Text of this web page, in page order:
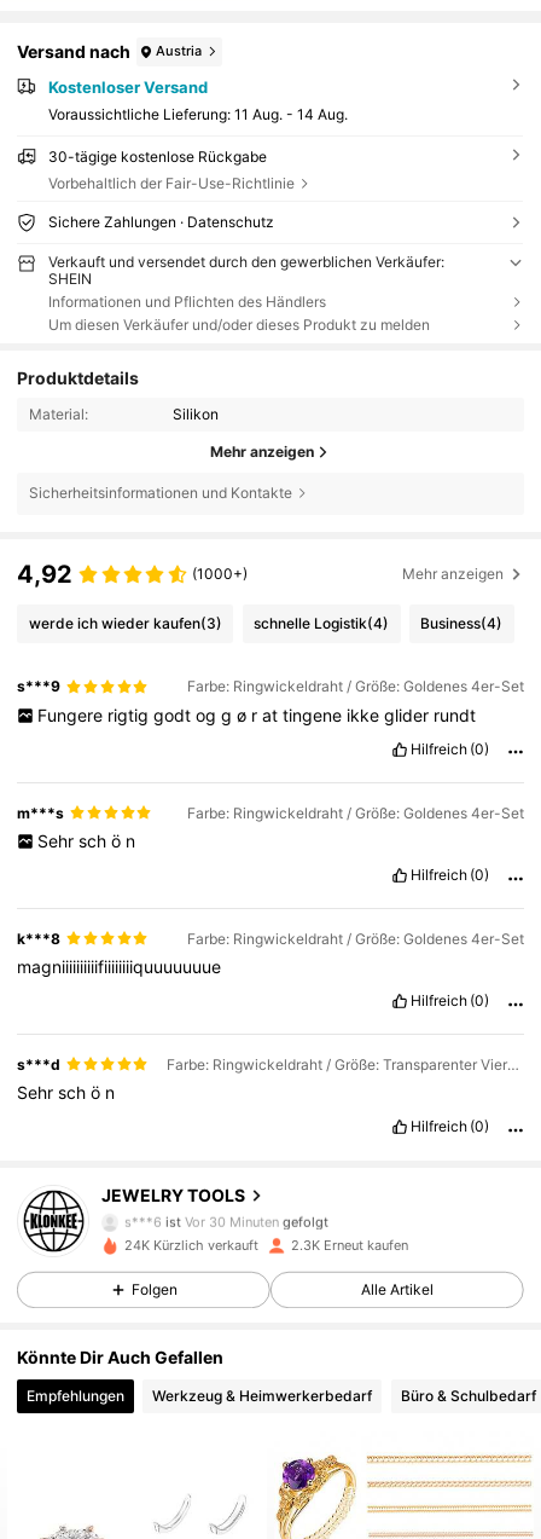
Versand nach Austria
Kostenloser Versand
Voraussichtliche Lieferung: 11 Aug. - 14 Aug.
30-tägige kostenlose Rückgabe
Vorbehaltlich der Fair-Use-Richtlinie
Sichere Zahlungen · Datenschutz
Verkauft und versendet durch den gewerblichen Verkäufer:
SHEIN
Informationen und Pflichten des Händlers
Um diesen Verkäufer und/oder dieses Produkt zu melden
Produktdetails
Material: Silikon
Mehr anzeigen
Sicherheitsinformationen und Kontakte
4,92 (1000+) Mehr anzeigen
werde ich wieder kaufen(3) schnelle Logistik(4) Business(4)
s***9 Farbe: Ringwickeldraht / Größe: Goldenes 4er-Set
Fungere rigtig godt og g ø r at tingene ikke glider rundt
Hilfreich (0)
m***s Farbe: Ringwickeldraht / Größe: Goldenes 4er-Set
Sehr sch ö n
Hilfreich (0)
k***8 Farbe: Ringwickeldraht / Größe: Goldenes 4er-Set
magniiiiiiiiiifiiiiiiiiquuuuuuue
Hilfreich (0)
s***d Farbe: Ringwickeldraht / Größe: Transparenter Viererpack
Sehrschö n
Hilfreich (0)
JEWELRY TOOLS
s***6 ist Vor 30 Minutengefolgt
1.3K Follower
24K Kürzlich verkauft 2.3K Erneut kaufen
Folgen Alle Artikel
Könnte Dir Auch Gefallen
Empfehlungen Werkzeug & Heimwerkerbedarf Büro & Schulbedarf